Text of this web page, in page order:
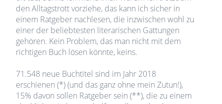
den Alltagstrott vorziehe, das kann ich sicher in
einem Ratgeber nachlesen, die inzwischen wohl zu
einer der beliebtesten literarischen Gattungen
gehören. Kein Problem, das man nicht mit dem
richtigen Buch lösen könnte, keins.
71.548 neue Buchtitel sind im Jahr 2018
erschienen (*) (und das ganz ohne mein Zutun!),
15% davon sollen Ratgeber sein (**), die zu einem